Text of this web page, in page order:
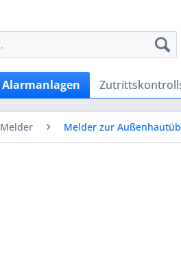
Alarmanlagen
Melder Melder zur